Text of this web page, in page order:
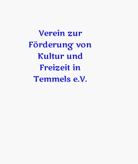
Verein zur
Förderung von
Kultur und
Freizeit in
Temmels e.V.